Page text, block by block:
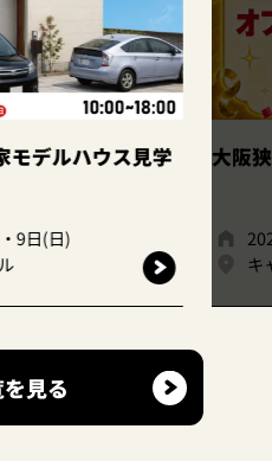
阪狭山店｜ファイナルフェ
2026年7月1日(火)、7月31日(金)
キャンディハウス大阪狭山店
このイベントは
終了しました
見る